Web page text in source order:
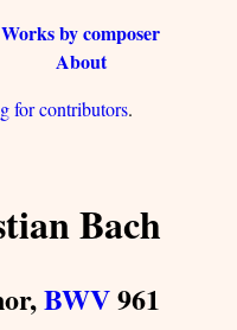
Works by composer
About
for contributors.
Bach
BWV961